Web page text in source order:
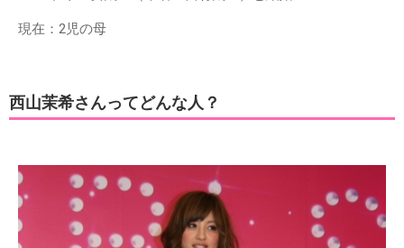
現在：2児の母
西山茉希さんってどんな人？